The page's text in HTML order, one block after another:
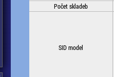
Počet skladeb
SID model